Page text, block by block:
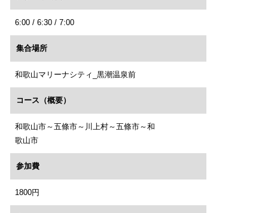
6:00 / 6:30 / 7:00
集合場所
和歌山マリーナシティ_黒潮温泉前
コース（概要）
和歌山市～五條市～川上村～五條市～和
歌山市
参加費
1800円